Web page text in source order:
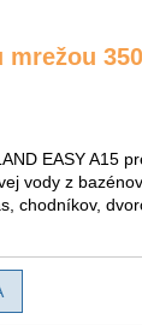
EASY A15
vody z
chodníkov,